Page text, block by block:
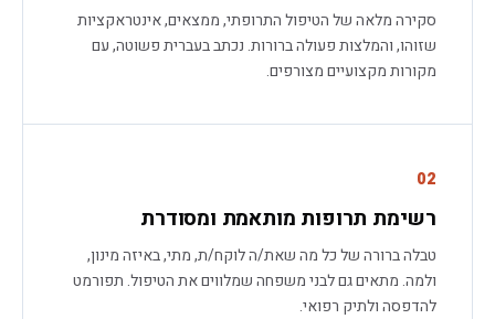
סקירה מלאה של הטיפול התרופתי, ממצאים, אינטראקציות
שזוהו, והמלצות פעולה ברורות. נכתב בעברית פשוטה, עם
מקורות מקצועיים מצורפים.
02
רשימת תרופות מותאמת ומסודרת
טבלה ברורה של כל מה שאת/ה לוקח/ת, מתי, באיזה מינון,
ולמה. מתאים גם לבני משפחה שמלווים את הטיפול. תפורמט
להדפסה ולתיק רפואי.